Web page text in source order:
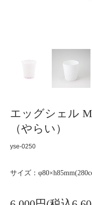
エッグシェル
（やらい）
yse-0250
サイズ：